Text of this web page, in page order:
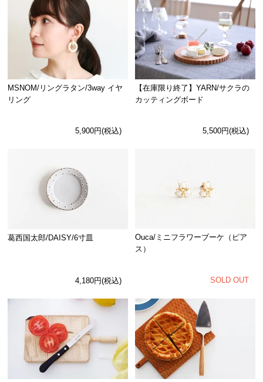
MSNOM/リングラタン/3way イヤ
リング
5,900円(税込)
【在庫限り終了】YARN/サクラの
カッティングボード
5,500円(税込)
葛西国太郎/DAISY/6寸皿
4,180円(税込)
Ouca/ミニフラワーブーケ（ピア
ス）
SOLD OUT